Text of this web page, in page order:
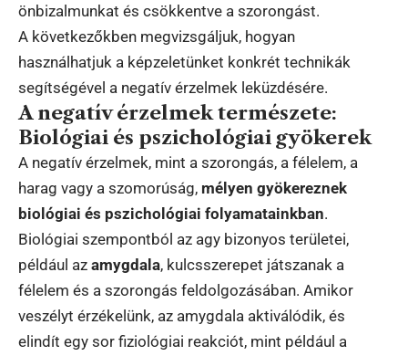
önbizalmunkat és csökkentve a szorongást.
A következőkben megvizsgáljuk, hogyan
használhatjuk a képzeletünket konkrét technikák
segítségével a negatív érzelmek leküzdésére.
A negatív érzelmek természete:
Biológiai és pszichológiai gyökerek
A negatív érzelmek, mint a szorongás, a félelem, a
harag vagy a szomorúság, mélyen gyökereznek
biológiai és pszichológiai folyamatainkban.
Biológiai szempontból az agy bizonyos területei,
például az amygdala, kulcsszerepet játszanak a
félelem és a szorongás feldolgozásában. Amikor
veszélyt érzékelünk, az amygdala aktiválódik, és
elindít egy sor fiziológiai reakciót, mint például a